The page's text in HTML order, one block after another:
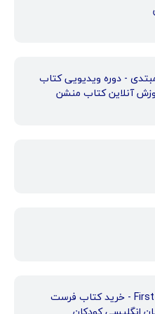
- دوره ویدیویی کتاب
خرید کتاب First Friends - خرید کتاب فرست